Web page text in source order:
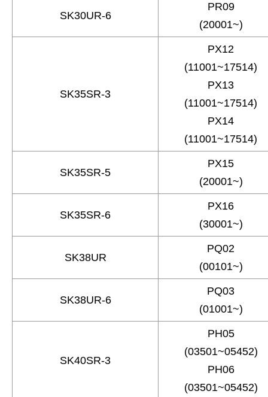
SK30UR-6
PR09
(20001~)
SK35SR-3
PX12
(11001~17514)
PX13
(11001~17514)
PX14
(11001~17514)
SK35SR-5
PX15
(20001~)
SK35SR-6
PX16
(30001~)
SK38UR
PQ02
(00101~)
SK38UR-6
PQ03
(01001~)
SK40SR-3
PH05
(03501~05452)
PH06
(03501~05452)